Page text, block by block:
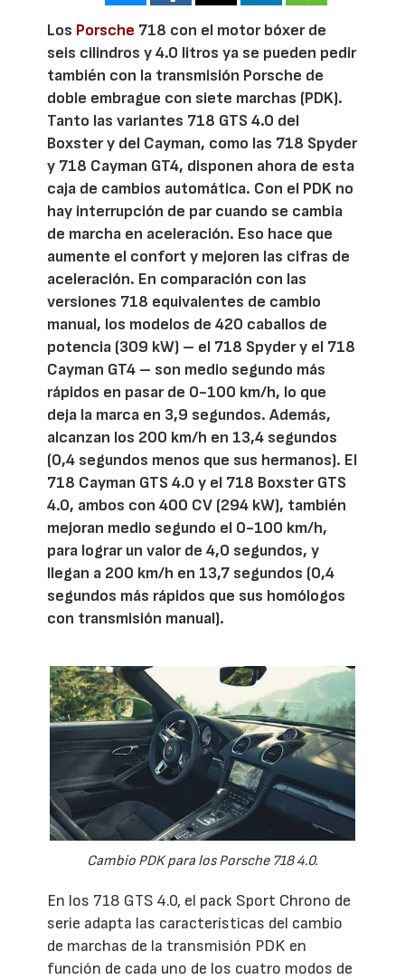
Los Porsche 718 con el motor bóxer de
seis cilindros y 4.0 litros ya se pueden pedir
también con la transmisión Porsche de
doble embrague con siete marchas (PDK).
Tanto las variantes 718 GTS 4.0 del
Boxster y del Cayman, como las 718 Spyder
y 718 Cayman GT4, disponen ahora de esta
caja de cambios automática. Con el PDK no
hay interrupción de par cuando se cambia
de marcha en aceleración. Eso hace que
aumente el confort y mejoren las cifras de
aceleración. En comparación con las
versiones 718 equivalentes de cambio
manual, los modelos de 420 caballos de
potencia (309 kW) – el 718 Spyder y el 718
Cayman GT4 ­– son medio segundo más
rápidos en pasar de 0-100 km/h, lo que
deja la marca en 3,9 segundos. Además,
alcanzan los 200 km/h en 13,4 segundos
(0,4 segundos menos que sus hermanos). El
718 Cayman GTS 4.0 y el 718 Boxster GTS
4.0, ambos con 400 CV (294 kW), también
mejoran medio segundo el 0-100 km/h,
para lograr un valor de 4,0 segundos, y
llegan a 200 km/h en 13,7 segundos (0,4
segundos más rápidos que sus homólogos
con transmisión manual).
Cambio PDK para los Porsche 718 4.0.
En los 718 GTS 4.0, el pack Sport Chrono de
serie adapta las características del cambio
de marchas de la transmisión PDK en
función de cada uno de los cuatro modos de